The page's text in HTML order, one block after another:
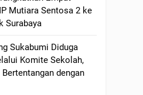
Mutiara Sentosa 2 ke
Surabaya
Sukabumi Diduga
Komite Sekolah,
dengan